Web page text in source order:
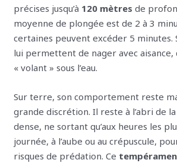
précises jusqu’à 120 mètres de
moyenne de plongée est de 2 à 3
certaines peuvent excéder 5 minutes.
lui permettent de nager avec aisance,
« volant » sous l’eau.
Sur terre, son comportement reste
grande discrétion. Il reste à l’abri de
dense, ne sortant qu’aux heures les
journée, à l’aube ou au crépuscule,
risques de prédation. Ce